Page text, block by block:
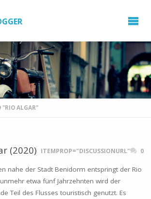
"RIO ALGAR"
(2020) ITEMPROP="DISCUSSIONURL" 0
nahe der Stadt Benidorm entspringt der Rio
etwa fünf Jahrzehnten wird der
Teil des Flusses touristisch genutzt. Es